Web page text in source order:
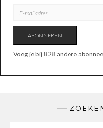
MAILADRES
ABONNEREN
Voeg je bij 828 andere